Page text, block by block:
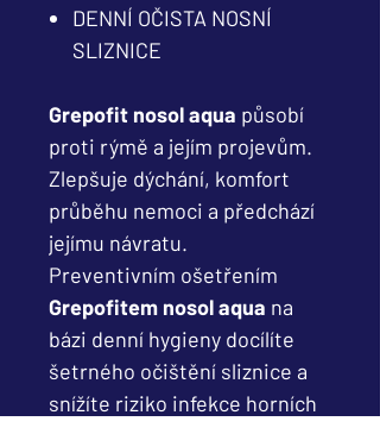
DENNÍ OČISTA NOSNÍ
SLIZNICE
Grepofit nosol aqua působí
proti rýmě a jejím projevům.
Zlepšuje dýchání, komfort
průběhu nemoci a předchází
jejímu návratu.
Preventivním ošetřením
Grepofitem nosol aqua na
bázi denní hygieny docílíte
šetrného očištění sliznice a
snížíte riziko infekce horních